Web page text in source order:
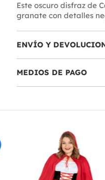
Este oscuro disfraz de
granate con detalles
ENVÍO Y
MEDIOS DE PAGO